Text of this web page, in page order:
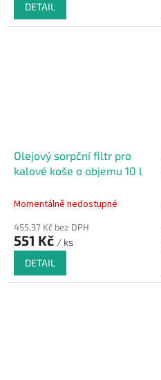
DETAIL
Olejový sorpční filtr pro
kalové koše o objemu 10 l
Momentálně nedostupné
455,37 Kč bez DPH
551 Kč / ks
DETAIL